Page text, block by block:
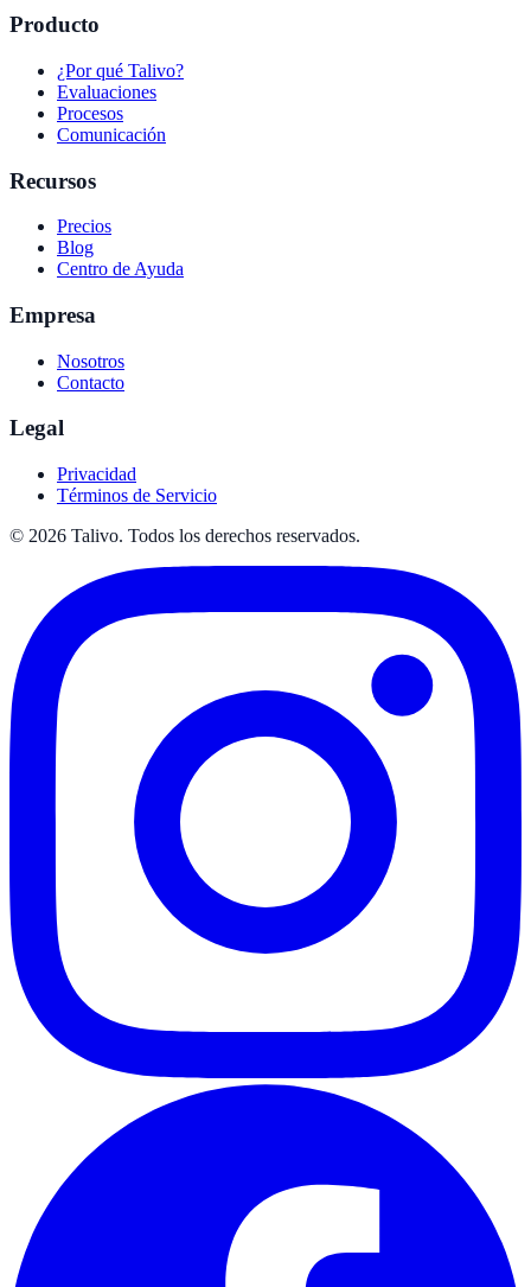
Producto
¿Por qué Talivo?
Evaluaciones
Procesos
Comunicación
Recursos
Precios
Blog
Centro de Ayuda
Empresa
Nosotros
Contacto
Legal
Privacidad
Términos de Servicio
© 2026 Talivo. Todos los derechos reservados.